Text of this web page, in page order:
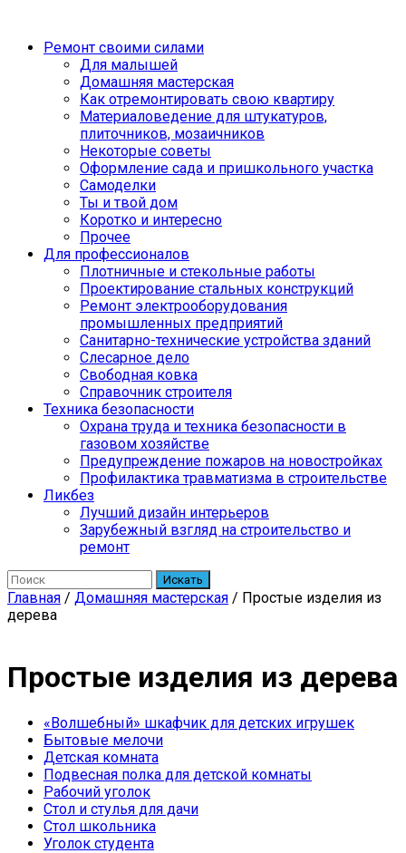
Ремонт своими силами
Для малышей
Домашняя мастерская
Как отремонтировать свою квартиру
Материаловедение для штукатуров,
плиточников, мозаичников
Некоторые советы
Оформление сада и пришкольного участка
Самоделки
Ты и твой дом
Коротко и интересно
Прочее
Для профессионалов
Плотничные и стекольные работы
Проектирование стальных конструкций
Ремонт электрооборудования
промышленных предприятий
Санитарно-технические устройства зданий
Слесарное дело
Свободная ковка
Справочник строителя
Техника безопасности
Охрана труда и техника безопасности в
газовом хозяйстве
Предупреждение пожаров на новостройках
Профилактика травматизма в строительстве
Ликбез
Лучший дизайн интерьеров
Зарубежный взгляд на строительство и
ремонт
Искать
Главная / Домашняя мастерская / Простые изделия из
дерева
Простые изделия из дерева
«Волшебный» шкафчик для детских игрушек
Бытовые мелочи
Детская комната
Подвесная полка для детской комнаты
Рабочий уголок
Стол и стулья для дачи
Стол школьника
Уголок студента